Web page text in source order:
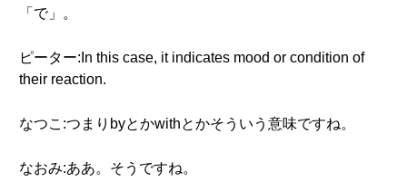
「で」。
ピーター:In this case, it indicates mood or condition of
their reaction.
なつこ:つまりbyとかwithとかそういう意味ですね。
なおみ:ああ。そうですね。